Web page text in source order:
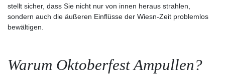
stellt sicher, dass Sie nicht nur von innen heraus strahlen,
sondern auch die äußeren Einflüsse der Wiesn-Zeit problemlos
bewältigen.
Warum Oktoberfest Ampullen?